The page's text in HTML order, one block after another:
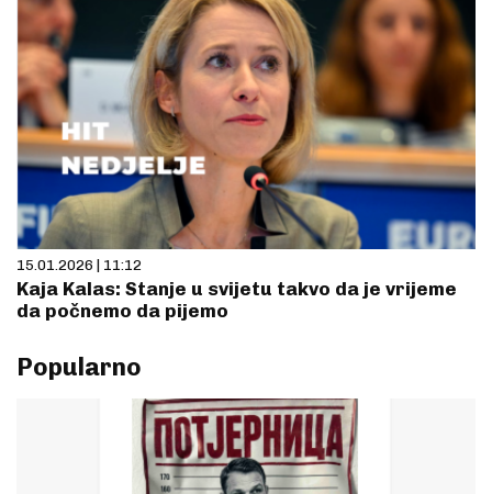
15.01.2026 | 11:12
Kaja Kalas: Stanje u svijetu takvo da je vrijeme
da počnemo da pijemo
Popularno